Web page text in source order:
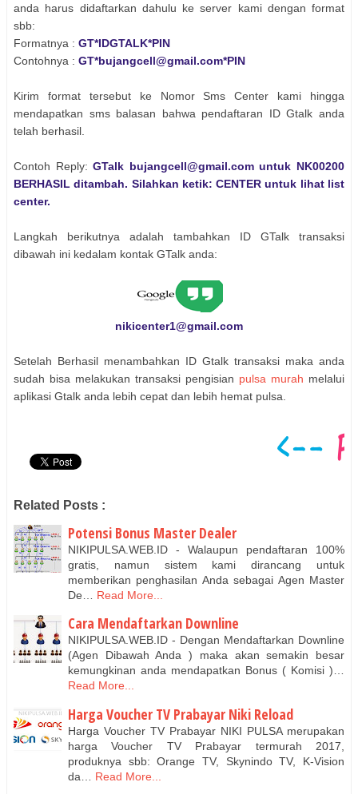
anda harus didaftarkan dahulu ke server kami dengan format
sbb:
Formatnya : GT*IDGTALK*PIN
Contohnya : GT*bujangcell@gmail.com*PIN
Kirim format tersebut ke Nomor Sms Center kami hingga
mendapatkan sms balasan bahwa pendaftaran ID Gtalk anda
telah berhasil.
Contoh Reply:GTalk bujangcell@gmail.com untuk NK00200
BERHASIL ditambah. Silahkan ketik: CENTER untuk lihat list
center.
Langkah berikutnya adalah tambahkan ID GTalk transaksi
dibawah ini kedalam kontak GTalk anda:
nikicenter1@gmail.com
Setelah Berhasil menambahkan ID Gtalk transaksi maka anda
sudah bisa melakukan transaksi pengisian pulsa murah melalui
aplikasi Gtalk anda lebih cepat dan lebih hemat pulsa.
Related Posts :
Potensi Bonus Master Dealer
NIKIPULSA.WEB.ID - Walaupun pendaftaran 100%
gratis, namun sistem kami dirancang untuk
memberikan penghasilan Anda sebagai Agen Master
De…
Read More...
Cara Mendaftarkan Downline
NIKIPULSA.WEB.ID - Dengan Mendaftarkan Downline
(Agen Dibawah Anda ) maka akan semakin besar
kemungkinan anda mendapatkan Bonus ( Komisi )…
Read More...
Harga Voucher TV Prabayar Niki Reload
Harga Voucher TV Prabayar NIKI PULSA merupakan
harga Voucher TV Prabayar termurah 2017,
produknya sbb: Orange TV, Skynindo TV, K-Vision
da…
Read More...